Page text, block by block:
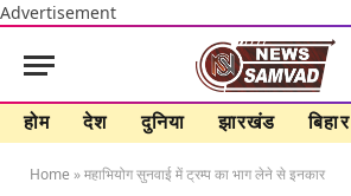
Advertisement
होम देश दुनिया झारखंड बिहार
Home »महाभियोग सुनवाई में ट्रम्प का भाग लेने से इनकार